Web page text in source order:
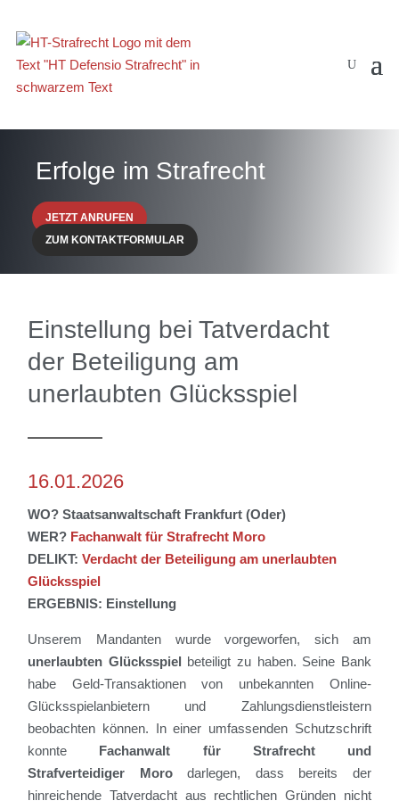
Erfolge im Strafrecht
JETZT ANRUFEN
ZUM KONTAKTFORMULAR
Einstellung bei Tatverdacht
der Beteiligung am
unerlaubten Glücksspiel
16.01.2026
WO? Staatsanwaltschaft Frankfurt (Oder)
WER? Fachanwalt für Strafrecht Moro
DELIKT:Verdacht der Beteiligung am unerlaubten
Glücksspiel
ERGEBNIS: Einstellung
Unserem Mandanten wurde vorgeworfen, sich am
unerlaubten Glücksspiel beteiligt zu haben. Seine Bank
habe Geld-Transaktionen von unbekannten Online-
Glücksspielanbietern und Zahlungsdienstleistern
beobachten können. In einer umfassenden Schutzschrift
konnte
Fachanwalt für Strafrecht und
Strafverteidiger Moro darlegen, dass bereits der
hinreichende Tatverdacht aus rechtlichen Gründen nicht